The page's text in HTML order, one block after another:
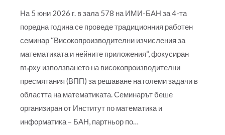
На 5 юни 2026 г. в зала 578 на ИМИ-БАН за 4-та
поредна година се проведе традиционния работен
семинар “Високопроизводителни изчисления за
математиката и нейните приложения“, фокусиран
върху използването на високопроизводителни
пресмятания (ВПП) за решаване на големи задачи в
областта на математиката. Семинарът беше
организиран от Институт по математика и
информатика – БАН, партньор по…